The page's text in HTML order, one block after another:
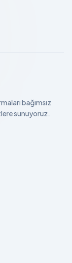
bağımsız
sunuyoruz.